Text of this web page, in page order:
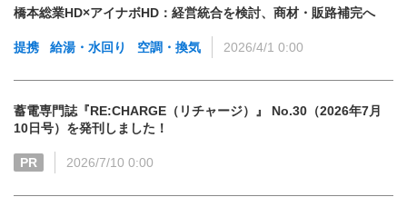
橋本総業HD×アイナボHD：経営統合を検討、商材・販路補完へ
提携 給湯・水回り 空調・換気 2026/4/1 0:00
蓄電専門誌『RE:CHARGE（リチャージ）』 No.30（2026年7月
10日号）を発刊しました！
PR 2026/7/10 0:00